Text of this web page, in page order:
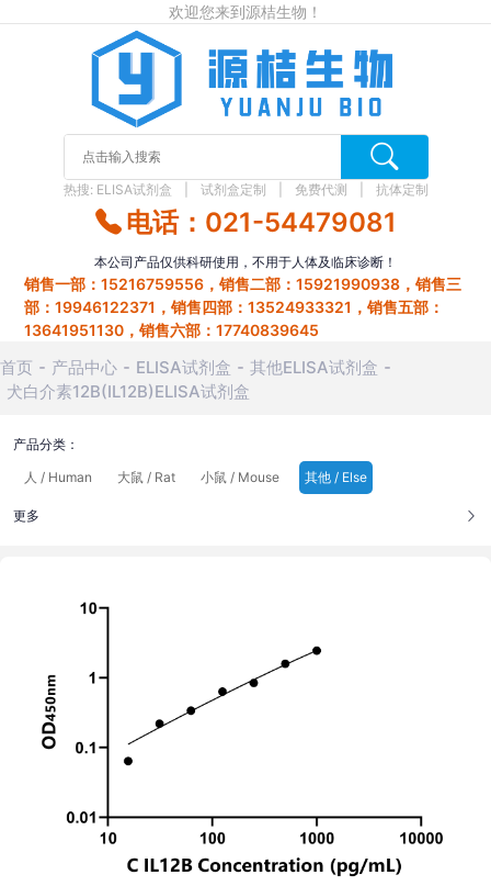
欢迎您来到源桔生物！
热搜: ELISA试剂盒 试剂盒定制 免费代测 抗体定制
电话：021-54479081
本公司产品仅供科研使用，不用于人体及临床诊断！
销售一部：15216759556，销售二部：15921990938，销售三
部：19946122371，销售四部：13524933321，销售五部：
13641951130，销售六部：17740839645
首页 产品中心 ELISA试剂盒
其他ELISA试剂盒
犬白介素12B(IL12B)ELISA试剂盒
产品分类：
人 / Human
大鼠 / Rat 小鼠 / Mouse 其他 / Else
更多